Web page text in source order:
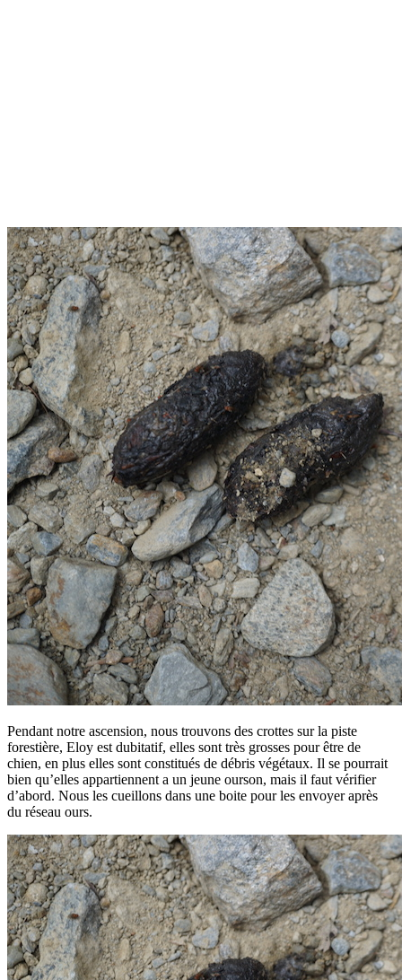
Pendant notre ascension, nous trouvons des crottes sur la piste
forestière, Eloy est dubitatif, elles sont très grosses pour être de
chien, en plus elles sont constitués de débris végétaux. Il se pourrait
bien qu’elles appartiennent a un jeune ourson, mais il faut vérifier
d’abord. Nous les cueillons dans une boite pour les envoyer après
du réseau ours.